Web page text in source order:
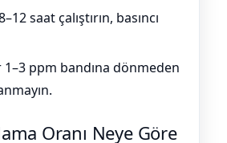
saat çalıştırın, basıncı
ppm bandına dönmeden
Oranı Neye Göre